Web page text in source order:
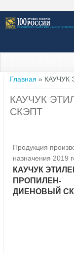
Вы здесь
Главная »
КАУЧУК
СКЭПТ
Продукция
назначения 2019
КАУЧУК
ПРОПИЛЕН-
ДИЕНОВЫЙ